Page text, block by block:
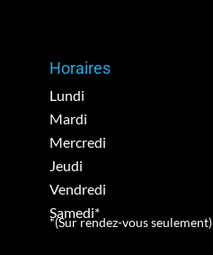
Horaires
Lundi
Mardi
Mercredi
Jeudi
Vendredi
Samedi*
*(Sur rendez-vous seulement)